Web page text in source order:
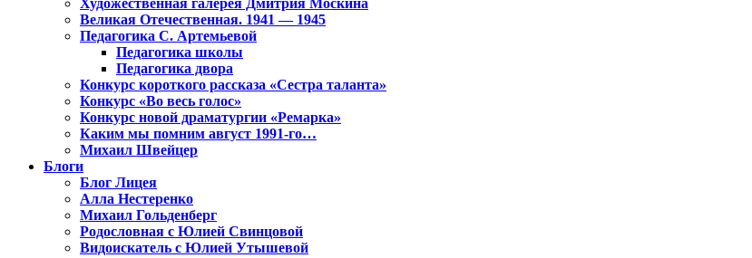
Великая Отечественная. 1941 — 1945
Педагогика С. Артемьевой
Педагогика школы
Педагогика двора
Конкурс короткого рассказа «Сестра таланта»
Конкурс «Во весь голос»
Конкурс новой драматургии «Ремарка»
Каким мы помним август 1991-го…
Михаил Швейцер
Блоги
Блог Лицея
Алла Нестеренко
Михаил Гольденберг
Родословная с Юлией Свинцовой
Видоискатель с Юлией Утышевой